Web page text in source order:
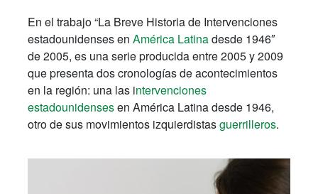
En el trabajo “La Breve Historia de Intervenciones
estadounidenses en América Latinadesde 1946″
de 2005, es una serie producida entre 2005 y 2009
que presenta dos cronologías de acontecimientos
en la región: una las intervenciones
estadounidensesen América Latina desde 1946,
otro de sus movimientos izquierdistasguerrilleros.